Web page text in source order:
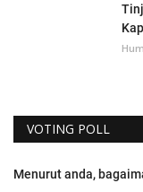
VOTING POLL
Menurut anda,